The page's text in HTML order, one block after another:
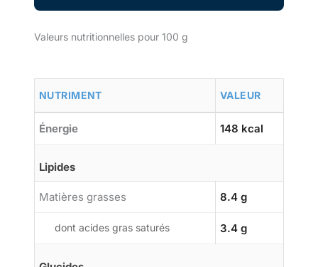
Valeurs nutritionnelles pour 100 g
NUTRIMENT VALEUR
Énergie 148 kcal
Lipides
Matières grasses 8.4 g
dont acides gras saturés 3.4 g